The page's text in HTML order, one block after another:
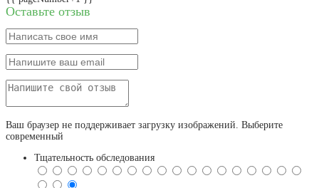
Оставьте отзыв
Ваш браузер не поддерживает загрузку изображений. Выберите
современный
Тщательность обследования